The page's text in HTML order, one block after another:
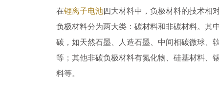
在锂离子电池四大材料中，负极材料的技术相
负极材料分为两大类：碳材料和非碳材料。其
碳，如天然石墨、人造石墨、中间相碳微球、
等；其他非碳负极材料有氮化物、硅基材料、
料等。